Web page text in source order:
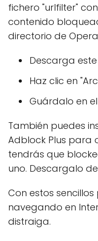
fichero "urlfilter"
contenido
directorio de
Descarga
Haz clic en
Guárdalo en
También puedes
Adblock Plus para
tendrás que
uno. Descargalo de
Con estos
navegando en
distraiga.